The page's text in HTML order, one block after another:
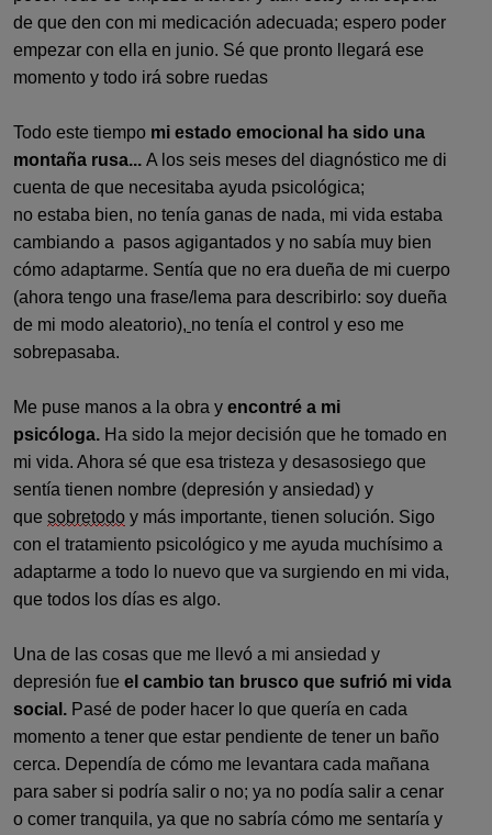
de que den con mi medicación adecuada; espero poder
empezar con ella en junio. Sé que pronto llegará ese
momento y todo irá sobre ruedas
Todo este tiempo mi estado emocional ha sido una
montaña rusa... A los seis meses del diagnóstico me di
cuenta de que necesitaba ayuda psicológica;
no estaba bien, no tenía ganas de nada, mi vida estaba
cambiando a pasos agigantados y no sabía muy bien
cómo adaptarme. Sentía que no era dueña de mi cuerpo
(ahora tengo una frase/lema para describirlo: soy dueña
de mi modo aleatorio), no tenía el control y eso me
sobrepasaba.
Me puse manos a la obra y encontré a mi
psicóloga. Ha sido la mejor decisión que he tomado en
mi vida. Ahora sé que esa tristeza y desasosiego que
sentía tienen nombre (depresión y ansiedad) y
que sobretodo y más importante, tienen solución. Sigo
con el tratamiento psicológico y me ayuda muchísimo a
adaptarme a todo lo nuevo que va surgiendo en mi vida,
que todos los días es algo.
Una de las cosas que me llevó a mi ansiedad y
depresión fue el cambio tan brusco que sufrió mi vida
social. Pasé de poder hacer lo que quería en cada
momento a tener que estar pendiente de tener un baño
cerca. Dependía de cómo me levantara cada mañana
para saber si podría salir o no; ya no podía salir a cenar
o comer tranquila, ya que no sabría cómo me sentaría y